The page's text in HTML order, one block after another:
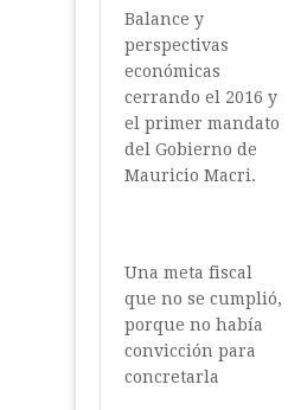
Balance y
perspectivas
económicas
cerrando el 2016 y
el primer mandato
del Gobierno de
Mauricio Macri.
Una meta fiscal
que no se cumplió,
porque no había
convicción para
concretarla